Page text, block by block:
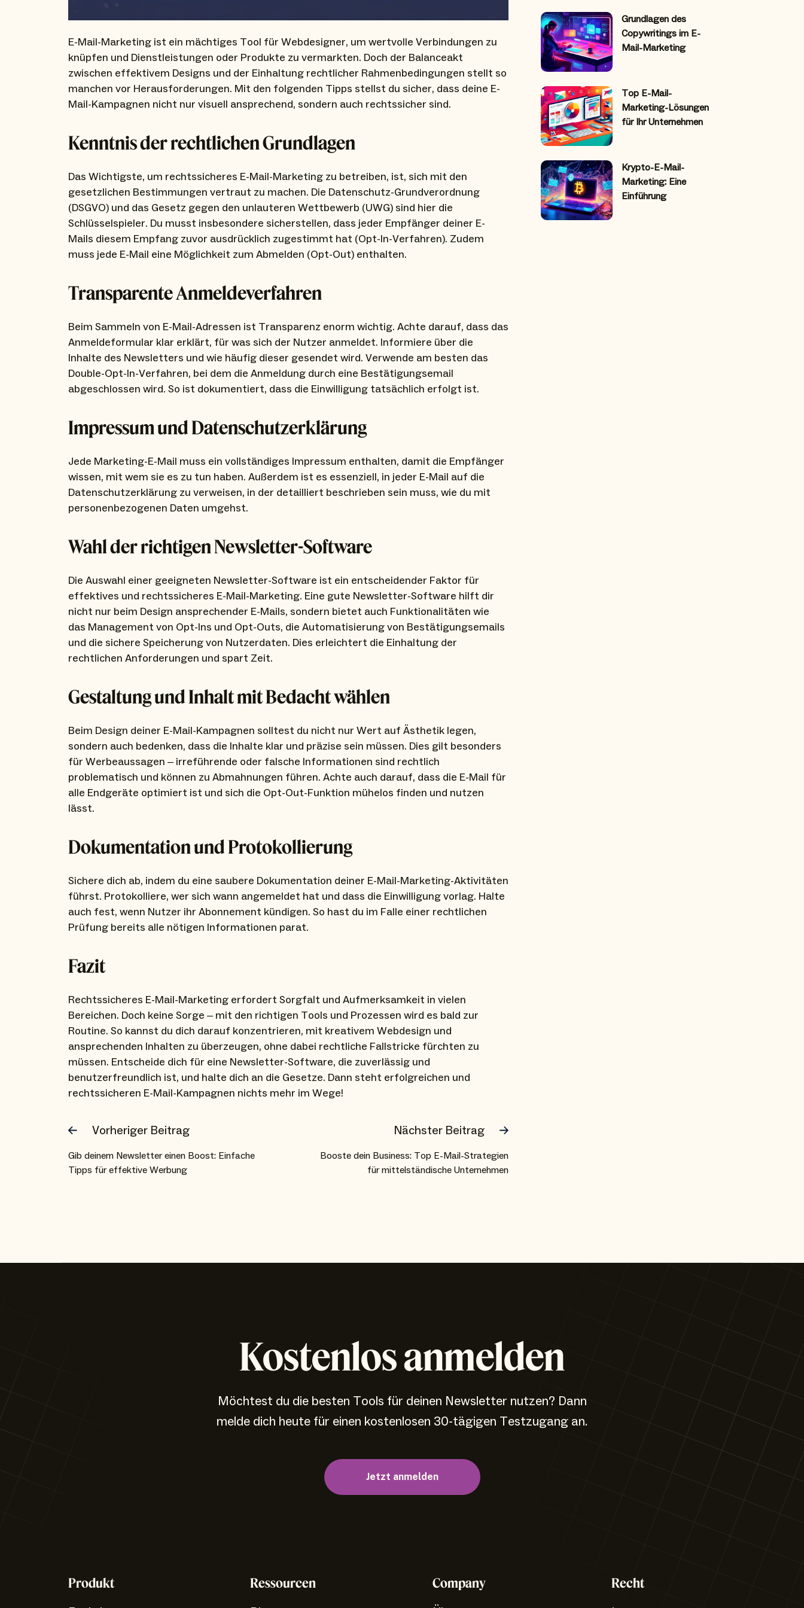
E-Mail-Marketing ist ein mächtiges Tool für Webdesigner, um wertvolle Verbindungen zu
knüpfen und Dienstleistungen oder Produkte zu vermarkten. Doch der Balanceakt
zwischen effektivem Designs und der Einhaltung rechtlicher Rahmenbedingungen stellt so
manchen vor Herausforderungen. Mit den folgenden Tipps stellst du sicher, dass deine E-
Mail-Kampagnen nicht nur visuell ansprechend, sondern auch rechtssicher sind.
Kenntnis der rechtlichen Grundlagen
Das Wichtigste, um rechtssicheres E-Mail-Marketing zu betreiben, ist, sich mit den
gesetzlichen Bestimmungen vertraut zu machen. Die Datenschutz-Grundverordnung
(DSGVO) und das Gesetz gegen den unlauteren Wettbewerb (UWG) sind hier die
Schlüsselspieler. Du musst insbesondere sicherstellen, dass jeder Empfänger deiner E-
Mails diesem Empfang zuvor ausdrücklich zugestimmt hat (Opt-In-Verfahren). Zudem
muss jede E-Mail eine Möglichkeit zum Abmelden (Opt-Out) enthalten.
Transparente Anmeldeverfahren
Beim Sammeln von E-Mail-Adressen ist Transparenz enorm wichtig. Achte darauf, dass das
Anmeldeformular klar erklärt, für was sich der Nutzer anmeldet. Informiere über die
Inhalte des Newsletters und wie häufig dieser gesendet wird. Verwende am besten das
Double-Opt-In-Verfahren, bei dem die Anmeldung durch eine Bestätigungsemail
abgeschlossen wird. So ist dokumentiert, dass die Einwilligung tatsächlich erfolgt ist.
Impressum und Datenschutzerklärung
Jede Marketing-E-Mail muss ein vollständiges Impressum enthalten, damit die Empfänger
wissen, mit wem sie es zu tun haben. Außerdem ist es essenziell, in jeder E-Mail auf die
Datenschutzerklärung zu verweisen, in der detailliert beschrieben sein muss, wie du mit
personenbezogenen Daten umgehst.
Wahl der richtigen Newsletter-Software
Die Auswahl einer geeigneten Newsletter-Software ist ein entscheidender Faktor für
effektives und rechtssicheres E-Mail-Marketing. Eine gute Newsletter-Software hilft dir
nicht nur beim Design ansprechender E-Mails, sondern bietet auch Funktionalitäten wie
das Management von Opt-Ins und Opt-Outs, die Automatisierung von Bestätigungsemails
und die sichere Speicherung von Nutzerdaten. Dies erleichtert die Einhaltung der
rechtlichen Anforderungen und spart Zeit.
Gestaltung und Inhalt mit Bedacht wählen
Beim Design deiner E-Mail-Kampagnen solltest du nicht nur Wert auf Ästhetik legen,
sondern auch bedenken, dass die Inhalte klar und präzise sein müssen. Dies gilt besonders
für Werbeaussagen – irreführende oder falsche Informationen sind rechtlich
problematisch und können zu Abmahnungen führen. Achte auch darauf, dass die E-Mail für
alle Endgeräte optimiert ist und sich die Opt-Out-Funktion mühelos finden und nutzen
lässt.
Dokumentation und Protokollierung
Sichere dich ab, indem du eine saubere Dokumentation deiner E-Mail-Marketing-Aktivitäten
führst. Protokolliere, wer sich wann angemeldet hat und dass die Einwilligung vorlag. Halte
auch fest, wenn Nutzer ihr Abonnement kündigen. So hast du im Falle einer rechtlichen
Prüfung bereits alle nötigen Informationen parat.
Fazit
Rechtssicheres E-Mail-Marketing erfordert Sorgfalt und Aufmerksamkeit in vielen
Bereichen. Doch keine Sorge – mit den richtigen Tools und Prozessen wird es bald zur
Routine. So kannst du dich darauf konzentrieren, mit kreativem Webdesign und
ansprechenden Inhalten zu überzeugen, ohne dabei rechtliche Fallstricke fürchten zu
müssen. Entscheide dich für eine Newsletter-Software, die zuverlässig und
benutzerfreundlich ist, und halte dich an die Gesetze. Dann steht erfolgreichen und
rechtssicheren E-Mail-Kampagnen nichts mehr im Wege!
Vorheriger Beitrag
Gib deinem Newsletter einen Boost: Einfache
Tipps für effektive Werbung
Nächster Beitrag
Booste dein Business: Top E-Mail-Strategien
für mittelständische Unternehmen
Grundlagen des
Copywritings im E-
Mail-Marketing
Top E-Mail-
Marketing-Lösungen
für Ihr Unternehmen
Krypto-E-Mail-
Marketing: Eine
Einführung
Kostenlos anmelden
Möchtest du die besten Tools für deinen Newsletter nutzen? Dann
melde dich heute für einen kostenlosen 30-tägigen Testzugang an.
Jetzt anmelden
Produkt Ressourcen Company Recht